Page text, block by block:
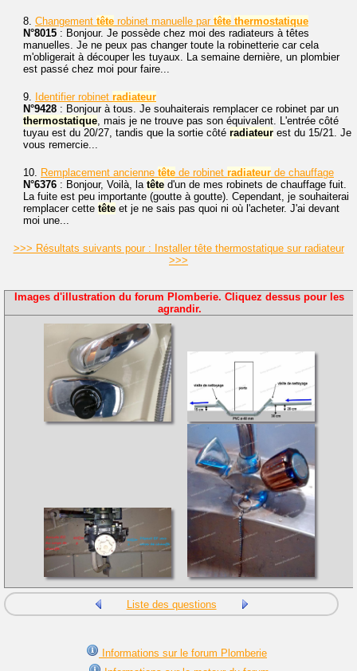
8. Changement tête robinet manuelle par tête thermostatique
N°8015 : Bonjour. Je possède chez moi des radiateurs à têtes
manuelles. Je ne peux pas changer toute la robinetterie car cela
m'obligerait à découper les tuyaux. La semaine dernière, un plombier
est passé chez moi pour faire...
9. Identifier robinet radiateur
N°9428 : Bonjour à tous. Je souhaiterais remplacer ce robinet par un
thermostatique, mais je ne trouve pas son équivalent. L'entrée côté
tuyau est du 20/27, tandis que la sortie côté radiateur est du 15/21. Je
vous remercie...
10. Remplacement ancienne tête de robinet radiateur de chauffage
N°6376 : Bonjour, Voilà, la tête d'un de mes robinets de chauffage fuit.
La fuite est peu importante (goutte à goutte). Cependant, je souhaiterai
remplacer cette tête et je ne sais pas quoi ni où l'acheter. J'ai devant
moi une...
>>> Résultats suivants pour : Installer tête thermostatique sur radiateur
>>>
Images d'illustration du forum Plomberie. Cliquez dessus pour les
agrandir.
Liste des questions
Informations sur le forum Plomberie